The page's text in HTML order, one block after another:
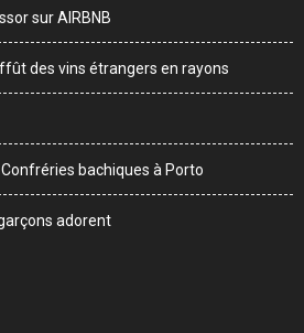
sur AIRBNB
des vins étrangers en rayons
bachiques à Porto
adorent